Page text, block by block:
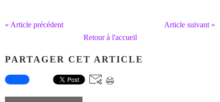
« Article précédent
Article suivant »
Retour à l'accueil
PARTAGER CET ARTICLE